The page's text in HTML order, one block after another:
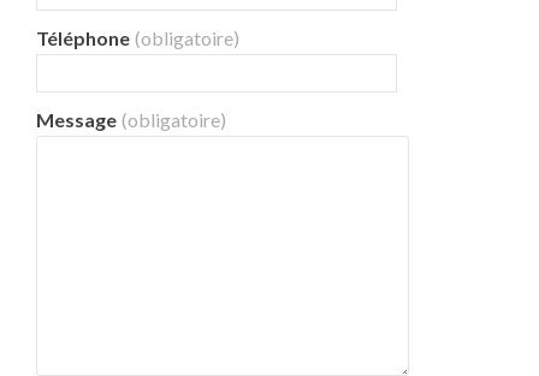
Téléphone (obligatoire)
Message (obligatoire)